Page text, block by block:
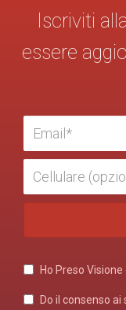
Iscriviti
essere
Ho Preso Visione
Do il consenso ai